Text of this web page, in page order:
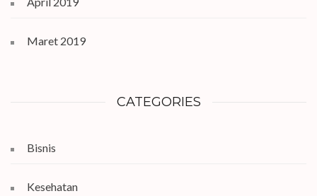
Maret 2019
CATEGORIES
Bisnis
Kesehatan